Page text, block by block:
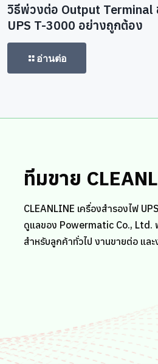
วิธีพ่วงต่อ Output Terminal
UPS T-3000 อย่างถูกต้อง
อ่านต่อ
ทีมขาย
CLEANLINE เครื่องสำรองไฟ
ดูแลของ Powermatic Co., Ltd. พ
สำหรับลูกค้าทั่วไป งานขายต่อ แล